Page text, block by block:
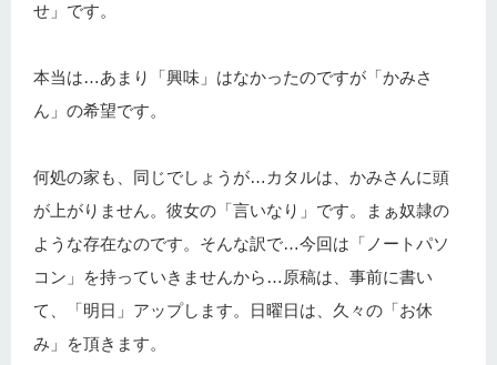
せ」です。
本当は…あまり「興味」はなかったのですが「かみさ
ん」の希望です。
何処の家も、同じでしょうが…カタルは、かみさんに頭
が上がりません。彼女の「言いなり」です。まぁ奴隷の
ような存在なのです。そんな訳で…今回は「ノートパソ
コン」を持っていきませんから…原稿は、事前に書い
て、「明日」アップします。日曜日は、久々の「お休
み」を頂きます。